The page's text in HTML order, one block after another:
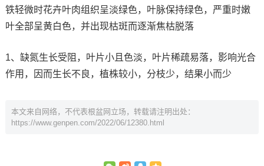
铁轻微时花卉叶肉组织呈淡绿色，叶脉保持绿色，严重时嫩
叶全部呈黄白色，并出现枯斑而逐渐焦枯脱落
1、缺氮生长受阻，叶片小且色淡，叶片稀疏易落，影响光合
作用，因而生长不良，植株较小，分枝少，结果小而少
本文来自网络，不代表根盆网立场，转载请注明出处：
https://www.genpen.com/2022/06/12380.html